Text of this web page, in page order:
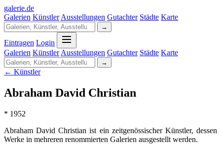
galerie.de
Galerien Künstler Ausstellungen Gutachter Städte Karte
→
Eintragen Login
Galerien Künstler Ausstellungen Gutachter Städte Karte
→
← Künstler
Abraham David Christian
* 1952
Abraham David Christian ist ein zeitgenössischer Künstler, dessen
Werke in mehreren renommierten Galerien ausgestellt werden.